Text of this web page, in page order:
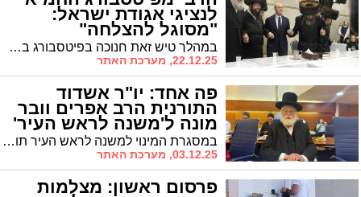
לנציגי אגודת ישראל:
"מסוגל להצלחה"
במהלך טיש זאת חנוכה בפיטסבורג בהשתתפות ראש העיר ד"ר יחיאל לסרי וסגנו יו"ר אגודת ישראל יחיאל וינגרטן, שיבח האדמו"ר את ראש העיר ואת נציגי אגודת ישראל
22.12.25, מערכת האתר
פה אחד: יו"ר אשדוד
התורנית הרב אפרים וובר
מונה ל'משנה לראש העיר'
במסגרת המינוי למשנה לראש העיר תוקצה לשכה ושירותי משרד לטובת הפעילות הציבורית ולרווחת קהילות הקודש באשדוד. הרב וובר הודה לראש העיר ד"ר לסרי על האמון ועל שיתוף הפעולה ההדוק עם סיעת 'אשדוד התורנית' לטובת כלל הציבור בעיר
03.12.25, מערכת האתר
פרסום ראשון: מצלמות